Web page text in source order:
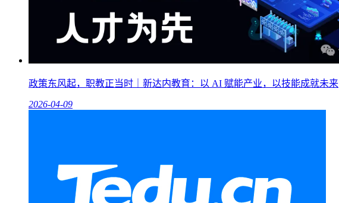
政策东风起，职教正当时｜新达内教育：以 AI 赋能产业，以技能成就未来
2026-04-09